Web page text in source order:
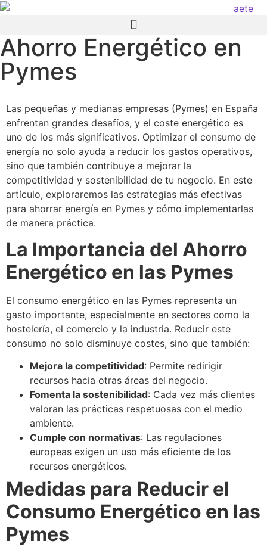
Ahorro Energético en
Pymes
Las pequeñas y medianas empresas (Pymes) en España
enfrentan grandes desafíos, y el coste energético es
uno de los más significativos. Optimizar el consumo de
energía no solo ayuda a reducir los gastos operativos,
sino que también contribuye a mejorar la
competitividad y sostenibilidad de tu negocio. En este
artículo, exploraremos las estrategias más efectivas
para ahorrar energía en Pymes y cómo implementarlas
de manera práctica.
La Importancia del Ahorro
Energético en las Pymes
El consumo energético en las Pymes representa un
gasto importante, especialmente en sectores como la
hostelería, el comercio y la industria. Reducir este
consumo no solo disminuye costes, sino que también:
Mejora la competitividad: Permite redirigir
recursos hacia otras áreas del negocio.
Fomenta la sostenibilidad: Cada vez más clientes
valoran las prácticas respetuosas con el medio
ambiente.
Cumple con normativas: Las regulaciones
europeas exigen un uso más eficiente de los
recursos energéticos.
Medidas para Reducir el
Consumo Energético en las
Pymes